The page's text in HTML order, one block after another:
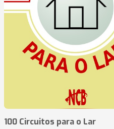
100 Circuitos para o Lar